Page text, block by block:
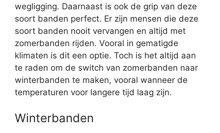
wegligging. Daarnaast is ook de grip van deze
soort banden perfect. Er zijn mensen die deze
soort banden nooit vervangen en altijd met
zomerbanden rijden. Vooral in gematigde
klimaten is dit een optie. Toch is het altijd aan
te raden om de switch van zomerbanden naar
winterbanden te maken, vooral wanneer de
temperaturen voor langere tijd laag zijn.
Winterbanden